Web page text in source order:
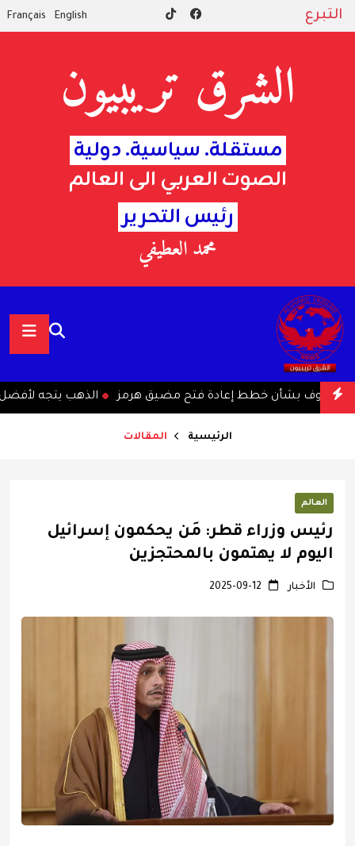
التبرع English
Français
رئيس التحرير
محمد العطيفي
الشرق تريبيون
مستقلة. سياسية. دولية
الصوت العربي الى العالم
بشأن خطط إعادة فتح مضيق هرمز الذهب يتجه لأفضل
الرئيسية المقالات
العالم
رئيس وزراء قطر: مَن يحكمون إسرائيل
اليوم لا يهتمون بالمحتجزين
الأخبار